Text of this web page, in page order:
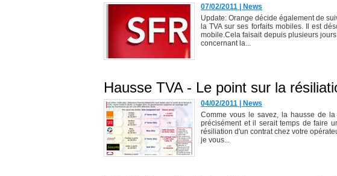
07/02/2011
News
Update: Orange décide également de
la TVA sur ses forfaits mobiles. Il est
mobile.Cela faisait depuis plusieurs
concernant la...
Hausse TVA - Le point sur la
04/02/2011
News
Comme vous le savez, la hausse de
précisément et il serait temps de faire
résiliation d'un contrat chez votre
je vous...